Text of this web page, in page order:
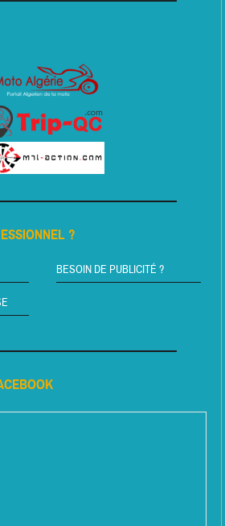
?
BESOIN DE PUBLICITÉ ?